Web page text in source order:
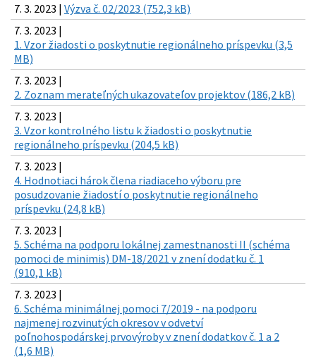
7. 3. 2023 | Výzva č. 02/2023 (752,3 kB)
7. 3. 2023 |
1. Vzor žiadosti o poskytnutie regionálneho príspevku (3,5
MB)
7. 3. 2023 |
2. Zoznam merateľných ukazovateľov projektov (186,2 kB)
7. 3. 2023 |
3. Vzor kontrolného listu k žiadosti o poskytnutie
regionálneho príspevku (204,5 kB)
7. 3. 2023 |
4. Hodnotiaci hárok člena riadiaceho výboru pre
posudzovanie žiadostí o poskytnutie regionálneho
príspevku (24,8 kB)
7. 3. 2023 |
5. Schéma na podporu lokálnej zamestnanosti II (schéma
pomoci de minimis) DM-18/2021 v znení dodatku č. 1
(910,1 kB)
7. 3. 2023 |
6. Schéma minimálnej pomoci 7/2019 - na podporu
najmenej rozvinutých okresov v odvetví
poľnohospodárskej prvovýroby v znení dodatkov č. 1 a 2
(1,6 MB)